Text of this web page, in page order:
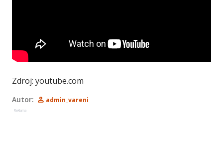
Zdroj: youtube.com
Autor: admin_vareni
Reklama